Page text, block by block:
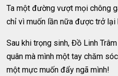
Ta một đường vượt mọi chông
chỉ vì muốn lần nữa được trở lại
Sau khi trọng sinh, Đồ Linh
quân mà mình một tay chăm
một mực muốn đẩy ngã mình!